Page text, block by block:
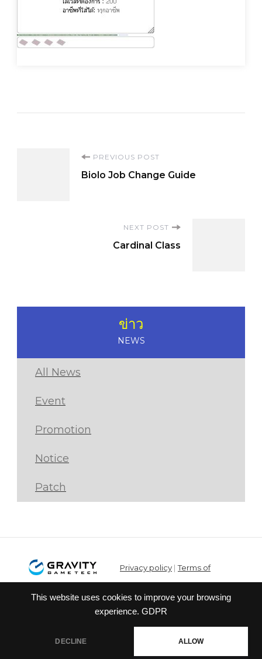
This website uses cookies to improve your browsing
experience. GDPR
DECLINE ALLOW
PREVIOUS POST
Biolo Job Change Guide
NEXT POST
Cardinal Class
ข่าว
NEWS
All News
Event
Promotion
Notice
Patch
Privacy policy |Terms of
service
© Gravity Co.,Ltd. & Lee
Reserved. Published Gravity Game